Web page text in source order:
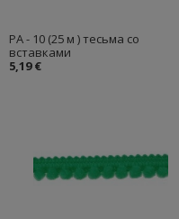
PA - 10 (25 м ) тесьма со
вставками
5,19 €